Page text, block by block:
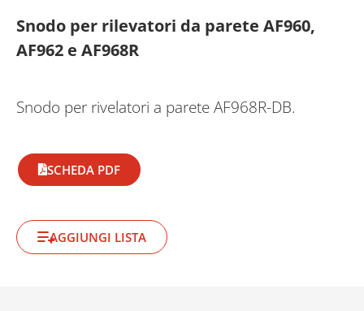
Snodo per rilevatori da parete AF960,
AF962 e AF968R
Snodo per rivelatori a parete AF968R-DB.
SCHEDA PDF
AGGIUNGI LISTA